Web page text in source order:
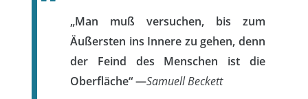
„Man muß versuchen, bis zum
Äußersten ins Innere zu gehen, denn
der Feind des Menschen ist die
Oberfläche“ —Samuell Beckett